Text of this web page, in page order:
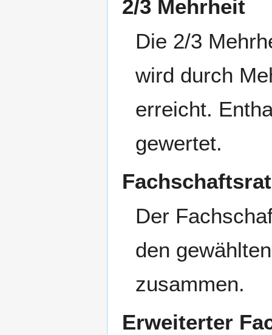
2/3 Mehrheit
Die 2/3
wird durch
erreicht.
gewertet.
Fachschaftsrat
Der
den
zusammen.
Erweiterter